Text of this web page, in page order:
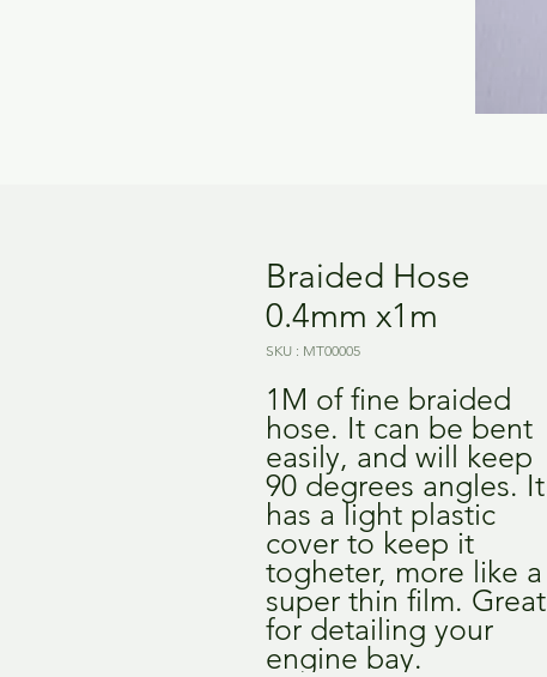
Braided Hose
0.4mm x1m
SKU : MT00005
1M of fine braided
hose. It can be bent
easily, and will keep
90 degrees angles. It
has a light plastic
cover to keep it
togheter, more like a
super thin film. Great
for detailing your
engine bay.